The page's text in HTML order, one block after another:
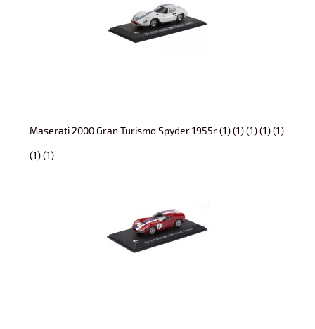
Maserati 2000 Gran Turismo Spyder 1955r (1) (1) (1) (1) (1)
(1) (1)